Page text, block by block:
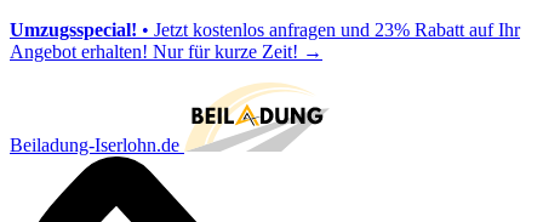
Umzugsspecial! • Jetzt kostenlos anfragen und 23% Rabatt auf Ihr
Angebot erhalten! Nur für kurze Zeit! →
Beiladung-Iserlohn.de